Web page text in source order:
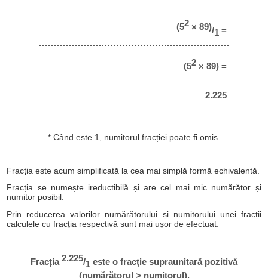
(52× 89)/1 =
(52× 89) =
2.225
* Când este 1, numitorul fracției poate fi omis.
Fracția este acum simplificată la cea mai simplă formă echivalentă.
Fracția se numește ireductibilă și are cel mai mic numărător și
numitor posibil.
Prin reducerea valorilor numărătorului și numitorului unei fracții
calculele cu fracția respectivă sunt mai ușor de efectuat.
Fracția2.225/1 este o fracție supraunitară pozitivă
(numărătorul > numitorul).